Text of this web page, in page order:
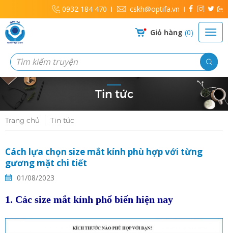
0932 184 470 cskh@optifa.vn
Giỏ hàng 0
Tin tức
Trang chủ Tin tức
Cách lựa chọn size mắt kính phù hợp với từng
gương mặt chi tiết
01/08/2023
1. Các size mắt kính phổ biến hiện nay